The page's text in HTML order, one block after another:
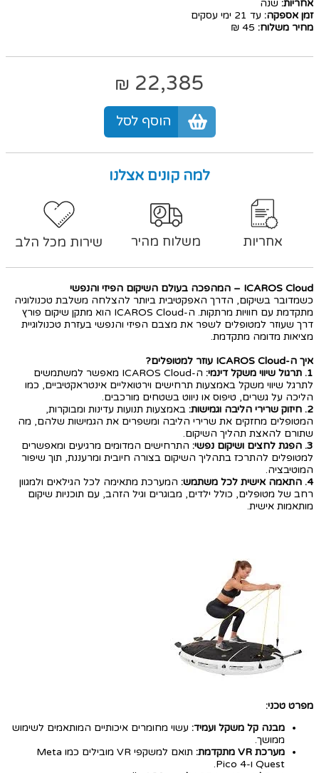
אחריות: שנה
זמן אספקה: עד 21 ימי עסקים
מחיר משלוח: 45 ₪
22,385
₪
הוסף לסל
למה קונים אצלנו
אחריות משלוח מהיר שירות מכל הלב
ICAROS Cloud – המהפכה בעולם השיקום הפיזי והנפשי
כשמדובר בשיקום, הדרך האפקטיבית ביותר להצלחה משלבת טכנולוגיה
מתקדמת עם חוויות מרתקות. ה-ICAROS Cloud הוא מתקן שיקום פורץ
דרך שעוזר למטופלים לשפר את מצבם הפיזי והנפשי בעזרת טכנולוגיית
מציאות מדומה מתקדמת.
איך ה-ICAROS Cloud עוזר למטופלים?
1. תרגול שיווי משקל דינמי:
ה-ICAROS Cloud מאפשר למשתמשים
לתרגל שיווי משקל באמצעות תרחישים וירטואליים אינטראקטיביים, כמו
הליכה על גשרים, טיפוס או ניווט בשטחים מורכבים.
2. חיזוק שרירי הליבה וגמישות:
באמצעות תנועות עדינות ומבוקרות,
המטופלים מחזקים את שרירי הליבה ומשפרים את הגמישות שלהם, מה
שתורם להאצת תהליך השיקום.
3. הפגת לחצים ושיקום נפשי:
התרחישים המדומים מרגיעים ומאפשרים
למטופלים להתרכז בתהליך השיקום בצורה חיובית ומרעננת, תוך שיפור
המוטיבציה.
4. התאמה אישית לכל משתמש:
המערכת מתאימה לכל הגילאים ולמגוון
רחב של מטופלים, כולל ילדים, מבוגרים וגיל הזהב, עם תוכניות שיקום
מותאמות אישית.
מפרט טכני:
מבנה קל משקל ועמיד: עשוי מחומרים איכותיים המותאמים לשימוש
ממושך.
מערכת VR מתקדמת:
תואם למשקפי VR מובילים כמו Meta
Quest ו-Pico 4.